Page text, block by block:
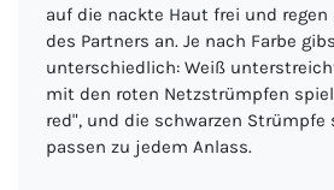
auf die nackte Haut frei und regen
des Partners an. Je nach Farbe
unterschiedlich: Weiß
mit den roten Netzstrümpfen
red", und die schwarzen
passen zu jedem Anlass.